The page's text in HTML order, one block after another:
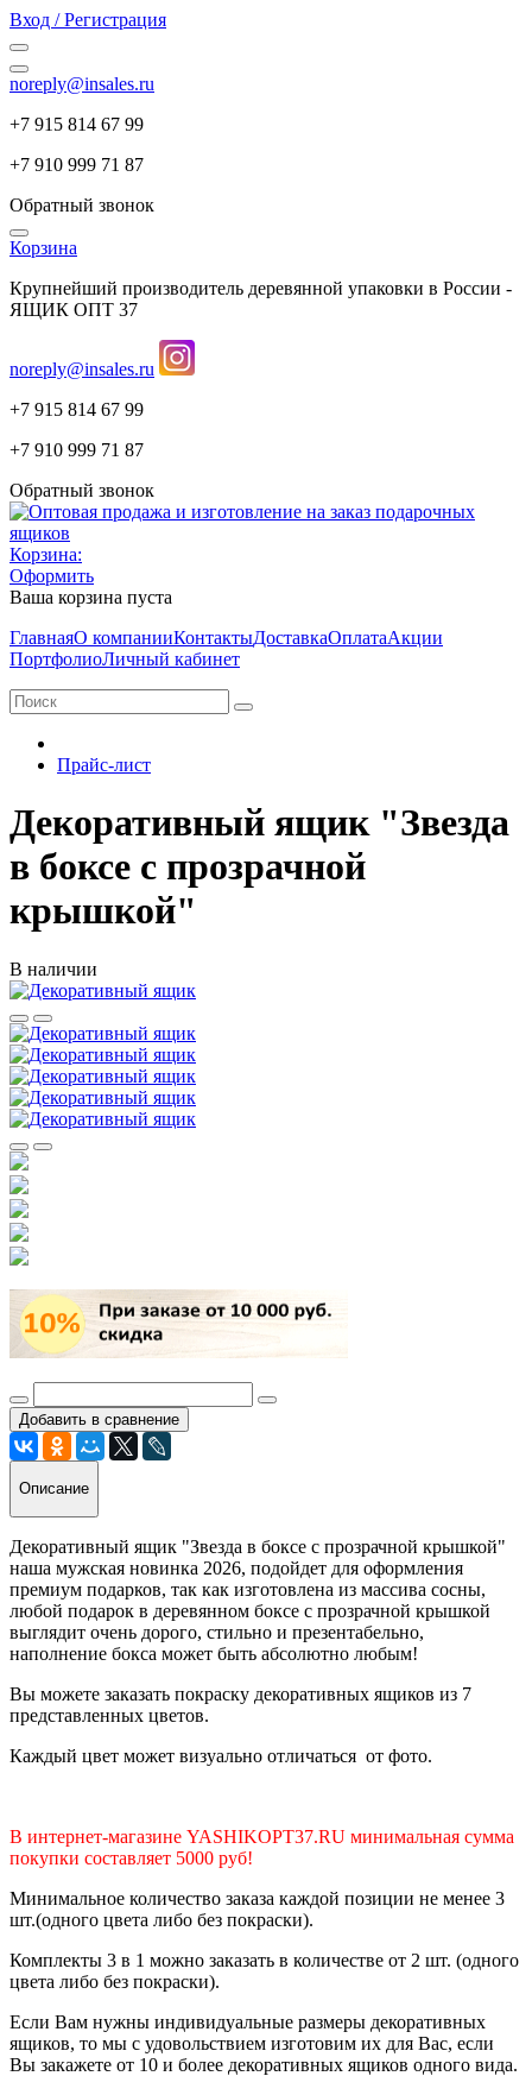
Вход / Регистрация
noreply@insales.ru
+7 915 814 67 99
+7 910 999 71 87
Обратный звонок
Корзина
Крупнейший производитель деревянной упаковки в России -
ЯЩИК ОПТ 37
noreply@insales.ru
+7 915 814 67 99
+7 910 999 71 87
Обратный звонок
Корзина:
Оформить
Ваша корзина пуста
ГлавнаяО компанииКонтактыДоставкаОплатаАкции
ПортфолиоЛичный кабинет
Прайс-лист
Декоративный ящик "Звезда
в боксе с прозрачной
крышкой"
В наличии
Добавить в сравнение
Описание
Декоративный ящик "Звезда в боксе с прозрачной крышкой"
наша мужская новинка 2026, подойдет для оформления
премиум подарков, так как изготовлена из массива сосны,
любой подарок в деревянном боксе с прозрачной крышкой
выглядит очень дорого, стильно и презентабельно,
наполнение бокса может быть абсолютно любым!
Вы можете заказать покраску декоративных ящиков из 7
представленных цветов.
Каждый цвет может визуально отличаться от фото.
В интернет-магазине YASHIKOPT37.RU минимальная сумма
покупки составляет 5000 руб!
Минимальное количество заказа каждой позиции не менее 3
шт.(одного цвета либо без покраски).
Комплекты 3 в 1 можно заказать в количестве от 2 шт. (одного
цвета либо без покраски).
Если Вам нужны индивидуальные размеры декоративных
ящиков, то мы с удовольствием изготовим их для Вас, если
Вы закажете от 10 и более декоративных ящиков одного вида.